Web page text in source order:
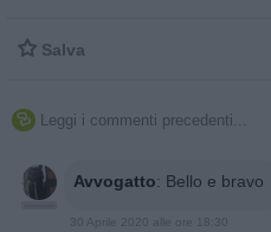
 Salva
 Leggi i commenti precedenti...
Avvogatto: Bello e bravo
30 Aprile 2020 alle ore 18:30